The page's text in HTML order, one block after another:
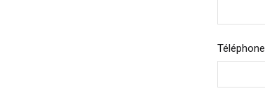
Téléphone